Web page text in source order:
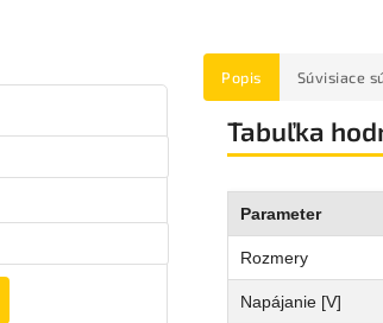
Popis Súvisiace
Tabuľka
Parameter
Rozmery
Napájanie [V]